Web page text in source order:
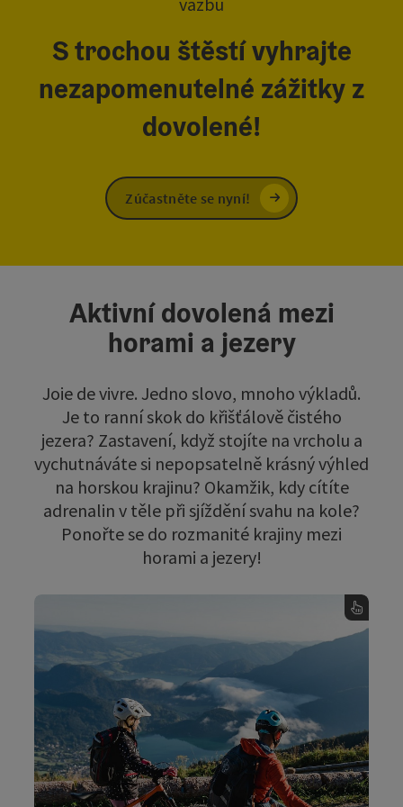
S trochou štěstí vyhrajte
nezapomenutelné zážitky z
dovolené!
Zúčastněte se nyní!
Aktivní dovolená mezi
horami a jezery
Joie de vivre. Jedno slovo, mnoho výkladů.
Je to ranní skok do křišťálově čistého
jezera? Zastavení, když stojíte na vrcholu a
vychutnáváte si nepopsatelně krásný výhled
na horskou krajinu? Okamžik, kdy cítíte
adrenalin v těle při sjíždění svahu na kole?
Ponořte se do rozmanité krajiny mezi
horami a jezery!
BERGESEEN ETRAIL
Pokud vyměníte koňskou sílu za baterii na
kole, můžete zažít Solnou komoru a letovisko
jinak. Nádhernou krajinu regionu, četná jezera
a svěže zelené louky a pole nyní můžete zažít
novým způsobem.
.
Stezka BergeSeen eTrail vede přes 630 km a 14